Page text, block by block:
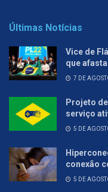
Últimas Notícias
Vice de
que
7 DE
Projeto
serviço
5 DE
conexão
5 DE